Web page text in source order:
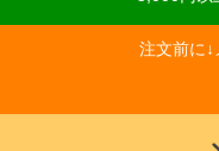
注文前に↓